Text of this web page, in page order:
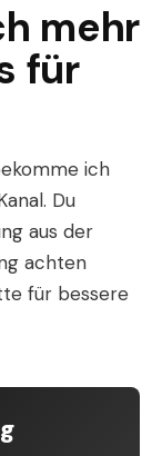
mehr
für
ich
Du
aus der
achten
für bessere